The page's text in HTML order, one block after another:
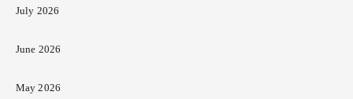
July 2026
June 2026
May 2026